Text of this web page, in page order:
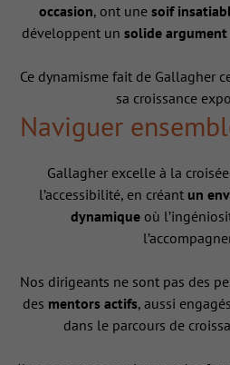
occasion, ont une soif
développent un solide
Ce dynamisme fait de Gallagher
sa croissance
Naviguer
Gallagher excelle à la
l’accessibilité, en créant un
dynamique où
Nos dirigeants ne sont pas des
des mentors actifs, aussi
dans le parcours de